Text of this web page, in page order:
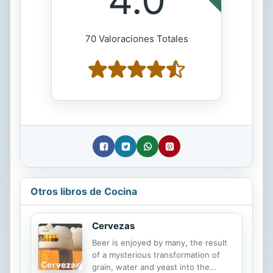
70 Valoraciones Totales
Otros libros de Cocina
Cervezas
Beer is enjoyed by many, the result
of a mysterious transformation of
grain, water and yeast into the